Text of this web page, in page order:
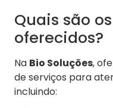
Quais são
oferecidos?
Na Bio Soluções,
de serviços para
incluindo: